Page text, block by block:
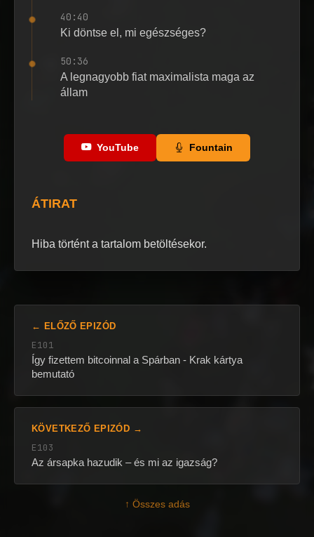
40:40
Ki döntse el, mi egészséges?
50:36
A legnagyobb fiat maximalista maga az
állam
YouTube Fountain
ÁTIRAT
Hiba történt a tartalom betöltésekor.
← ELŐZŐ EPIZÓD
E101
Így fizettem bitcoinnal a Spárban - Krak kártya
bemutató
KÖVETKEZŐ EPIZÓD →
E103
Az ársapka hazudik – és mi az igazság?
↑ Összes adás